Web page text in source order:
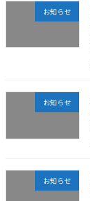
お知らせ
お知らせ
お知らせ